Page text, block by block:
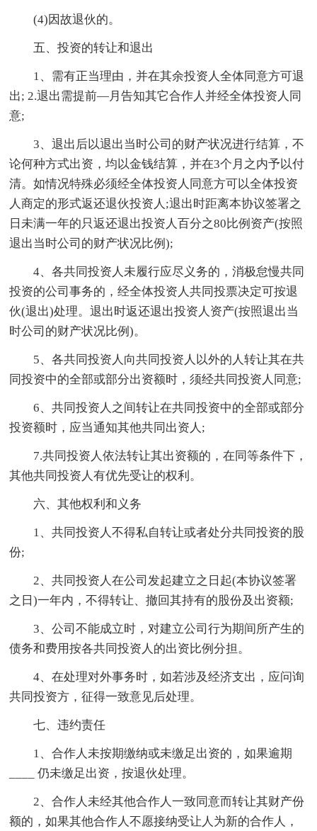
(4)因故退伙的。
五、投资的转让和退出
1、需有正当理由，并在其余投资人全体同意方可退
出; 2.退出需提前—月告知其它合作人并经全体投资人同
意;
3、退出后以退出当时公司的财产状况进行结算，不
论何种方式出资，均以金钱结算，并在3个月之内予以付
清。如情况特殊必须经全体投资人同意方可以全体投资
人商定的形式返还退伙投资人;退出时距离本协议签署之
日未满一年的只返还退出投资人百分之80比例资产(按照
退出当时公司的财产状况比例);
4、各共同投资人未履行应尽义务的，消极怠慢共同
投资的公司事务的，经全体投资人共同投票决定可按退
伙(退出)处理。退出时返还退出投资人资产(按照退出当
时公司的财产状况比例)。
5、各共同投资人向共同投资人以外的人转让其在共
同投资中的全部或部分出资额时，须经共同投资人同意;
6、共同投资人之间转让在共同投资中的全部或部分
投资额时，应当通知其他共同出资人;
7.共同投资人依法转让其出资额的，在同等条件下，
其他共同投资人有优先受让的权利。
六、其他权利和义务
1、共同投资人不得私自转让或者处分共同投资的股
份;
2、共同投资人在公司发起建立之日起(本协议签署
之日)一年内，不得转让、撤回其持有的股份及出资额;
3、公司不能成立时，对建立公司行为期间所产生的
债务和费用按各共同投资人的出资比例分担。
4、在处理对外事务时，如若涉及经济支出，应问询
共同投资方，征得一致意见后处理。
七、违约责任
1、合作人未按期缴纳或未缴足出资的，如果逾期
____ 仍未缴足出资，按退伙处理。
2、合作人未经其他合作人一致同意而转让其财产份
额的，如果其他合作人不愿接纳受让人为新的合作人，